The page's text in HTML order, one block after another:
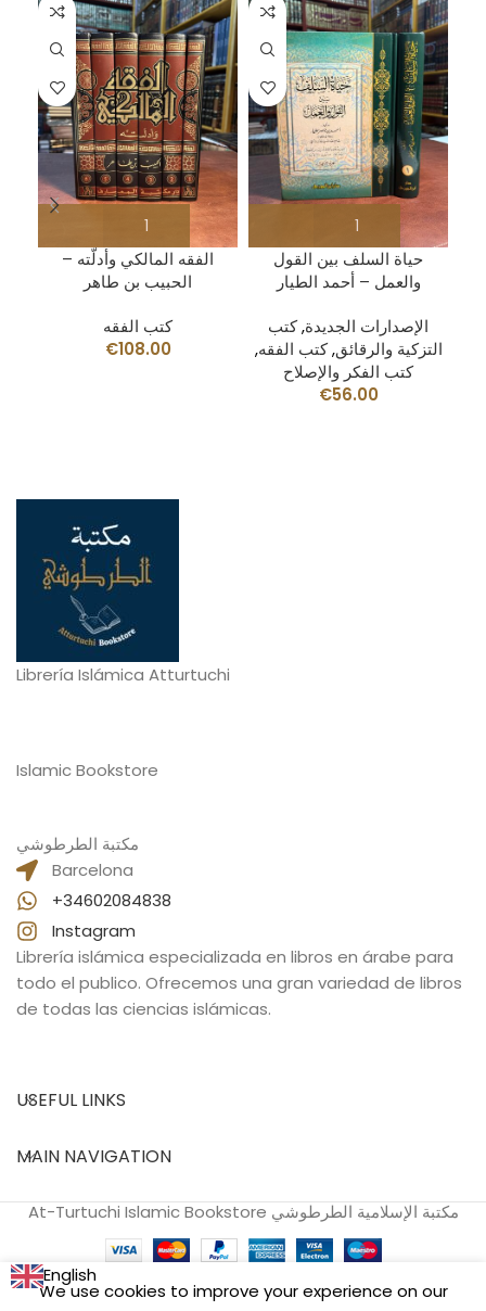
الفقه المالكي وأدلّته –
الحبيب بن طاهر
كتب الفقه
€108.00
حياة السلف بين القول
والعمل – أحمد الطيار
الإصدارات الجديدة,كتب
التزكية والرقائق,كتب الفقه,
كتب الفكر والإصلاح
€56.00
Librería Islámica Atturtuchi
Islamic Bookstore
مكتبة الطرطوشي
Barcelona
+34602084838
Instagram
Librería islámica especializada en libros en árabe para
todo el publico. Ofrecemos una gran variedad de libros
de todas las ciencias islámicas.
USEFUL LINKS
MAIN NAVIGATION
At-Turtuchi Islamic Bookstore مكتبة الإسلامية الطرطوشي
We use cookies to improve your experience on our
English